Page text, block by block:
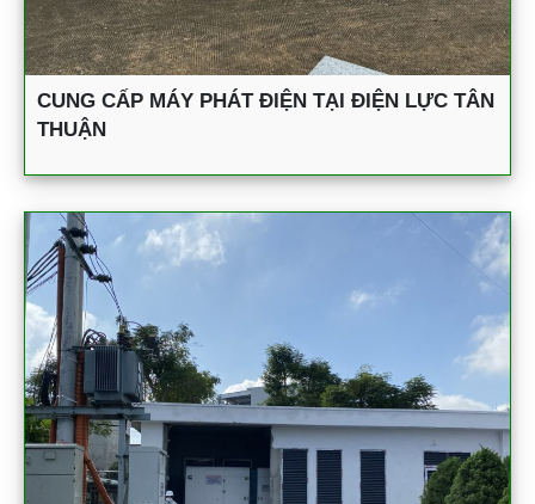
CUNG CẤP MÁY PHÁT ĐIỆN TẠI ĐIỆN LỰC TÂN
THUẬN